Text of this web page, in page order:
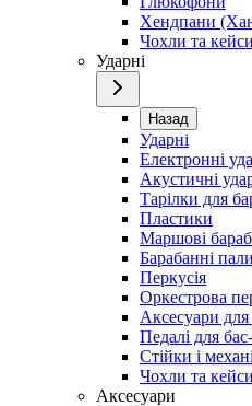
Хендпани
Чохли та
Ударні
Назад
Ударні
Електронні
Акустичні
Тарілки для
Пластики
Маршові
Барабанні
Перкусія
Оркестрова
Аксесуари
Педалі для
Стійки і
Чохли та
Аксесуари